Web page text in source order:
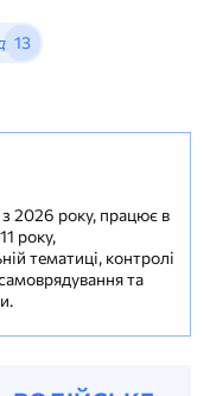
13
2026 року, працює в
року,
тематиці, контролі
та